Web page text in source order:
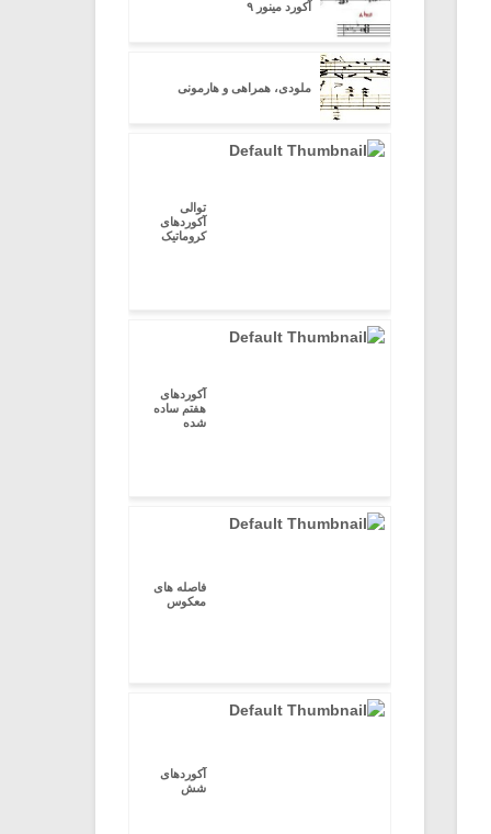
آکورد مینور ۹
ملودی، همراهی و هارمونی
توالی
آکوردهای
کروماتیک
آکوردهای
هفتم ساده
شده
فاصله های
معکوس
آکوردهای
شش